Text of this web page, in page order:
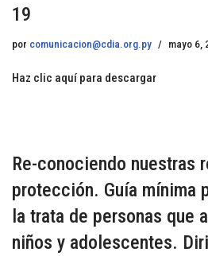
19
por comunicacion@cdia.org.py mayo 6,
Haz clic aquí para descargar
Re-conociendo nuestras
protección. Guía mínima
la trata de personas que
niños y adolescentes.